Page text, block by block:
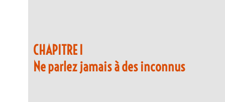
CHAPITRE I
Ne parlez jamais à des inconnus